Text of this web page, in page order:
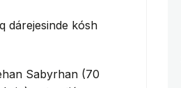
dárejesinde kósh
Sabyrhan (70